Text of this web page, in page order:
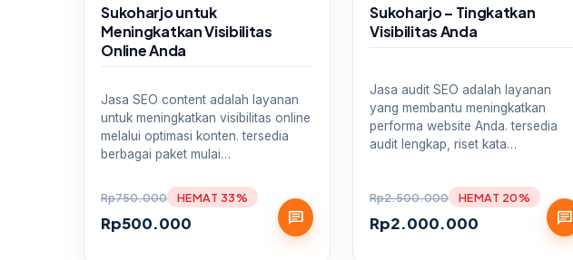
Sukoharjo untuk
Meningkatkan Visibilitas
Online Anda
Jasa SEO content adalah layanan
untuk meningkatkan visibilitas online
melalui optimasi konten. tersedia
berbagai paket mulai…
Rp750.000
Rp500.000
HEMAT 33%
chat
Sukoharjo – Tingkatkan
Visibilitas Anda
Jasa audit SEO adalah layanan
yang membantu meningkatkan
performa website Anda. tersedia
audit lengkap, riset kata…
Rp2.500.000
Rp2.000.000
HEMAT 20%
chat